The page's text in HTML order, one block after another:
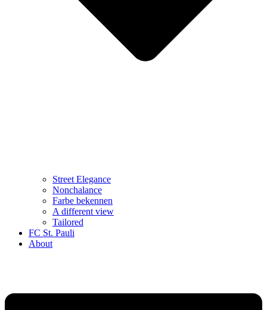
Street Elegance
Nonchalance
Farbe bekennen
A different view
Tailored
FC St. Pauli
About